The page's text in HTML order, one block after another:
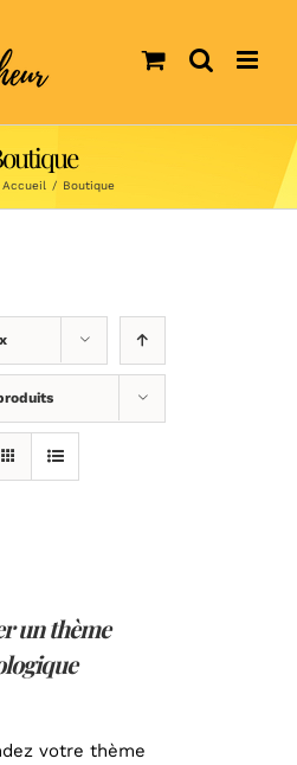
Accueil / Boutique
un thème
votre thème